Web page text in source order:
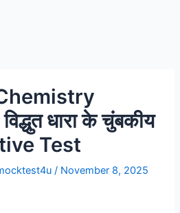
धारा के चुंबकीय
Test
/ November 8, 2025